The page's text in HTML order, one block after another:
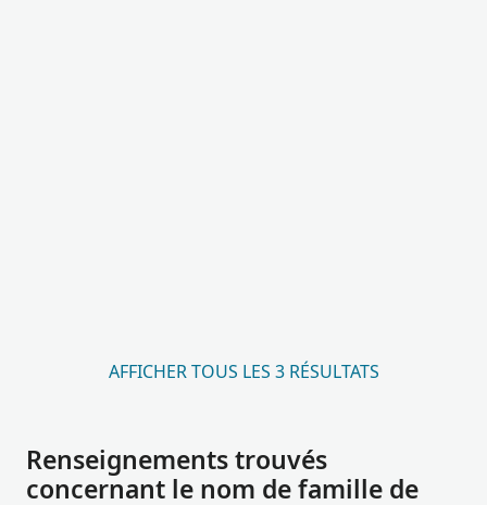
AFFICHER TOUS LES 3 RÉSULTATS
Renseignements trouvés
concernant le nom de famille de